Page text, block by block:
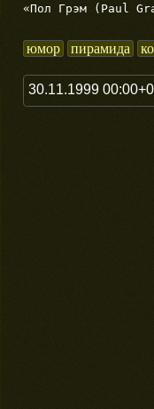
«Пол Грэм (Paul
юмор пирамида
30.11.1999